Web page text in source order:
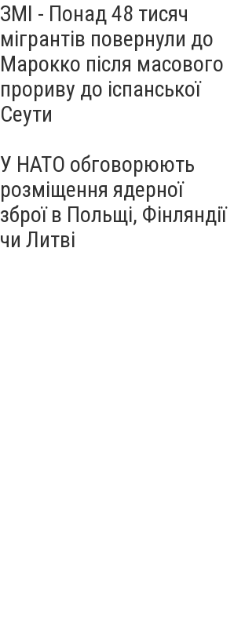
ЗМІ - Понад 48 тисяч
мігрантів повернули до
Марокко після масового
прориву до іспанської
Сеути
У НАТО обговорюють
розміщення ядерної
зброї в Польщі, Фінляндії
чи Литві